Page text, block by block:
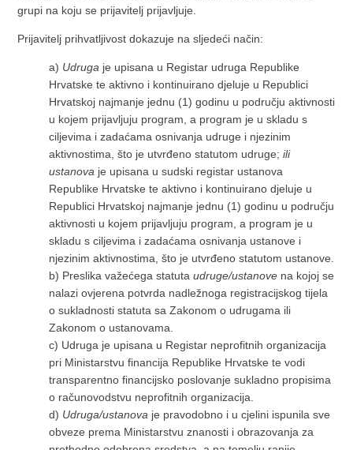
grupi na koju se prijavitelj prijavljuje.
Prijavitelj prihvatljivost dokazuje na sljedeći način:
a) Udruga je upisana u Registar udruga Republike
Hrvatske te aktivno i kontinuirano djeluje u Republici
Hrvatskoj najmanje jednu (1) godinu u području aktivnosti
u kojem prijavljuju program, a program je u skladu s
ciljevima i zadaćama osnivanja udruge i njezinim
aktivnostima, što je utvrđeno statutom udruge; ili
ustanova je upisana u sudski registar ustanova
Republike Hrvatske te aktivno i kontinuirano djeluje u
Republici Hrvatskoj najmanje jednu (1) godinu u području
aktivnosti u kojem prijavljuju program, a program je u
skladu s ciljevima i zadaćama osnivanja ustanove i
njezinim aktivnostima, što je utvrđeno statutom ustanove.
b) Preslika važećega statutaudruge/ustanove na kojoj se
nalazi ovjerena potvrda nadležnoga registracijskog tijela
o sukladnosti statuta sa Zakonom o udrugama ili
Zakonom o ustanovama.
c) Udruga je upisana u Registar neprofitnih organizacija
pri Ministarstvu financija Republike Hrvatske te vodi
transparentno financijsko poslovanje sukladno propisima
o računovodstvu neprofitnih organizacija.
d) Udruga/ustanova je pravodobno i u cjelini ispunila sve
obveze prema Ministarstvu znanosti i obrazovanja za